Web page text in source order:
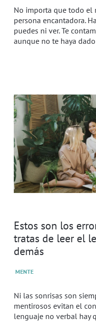
No importa que todo el
persona encantadora.
puedes ni ver. Te
aunque no te haya
Estos son los
tratas de leer el
demás
MENTE
Ni las sonrisas son
mentirosos evitan el
lenguaje no verbal hay